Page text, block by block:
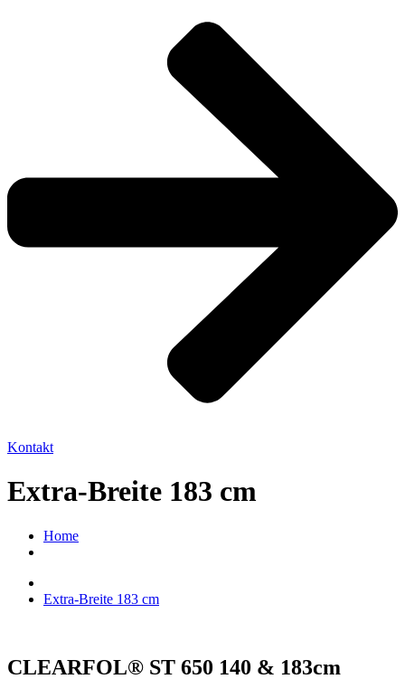
Kontakt
Extra-Breite 183 cm
Home
Extra-Breite 183 cm
CLEARFOL® ST 650 140 & 183cm